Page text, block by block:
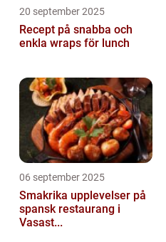
20 september 2025
Recept på snabba och
enkla wraps för lunch
06 september 2025
Smakrika upplevelser på
spansk restaurang i
Vasast...